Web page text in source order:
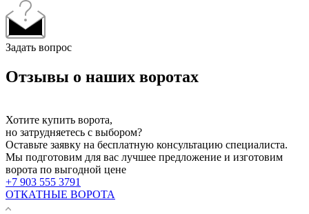
Задать вопрос
Отзывы о наших воротах
Хотите купить ворота,
но затрудняетесь с выбором?
Оставьте заявку на бесплатную консультацию специалиста.
Мы подготовим для вас лучшее предложение и изготовим
ворота по выгодной цене
+7 903 555 3791
ОТКАТНЫЕ ВОРОТА